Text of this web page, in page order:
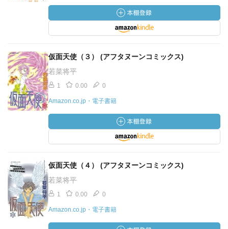
仮面天使（３） (アフタヌーンコミックス)
若菜将平
1 0.00 0
Amazon.co.jp・電子書籍
仮面天使（４） (アフタヌーンコミックス)
若菜将平
1 0.00 0
Amazon.co.jp・電子書籍